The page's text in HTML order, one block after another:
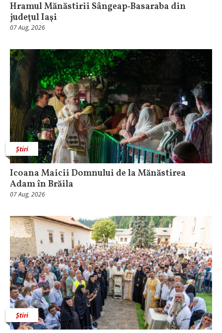
Hramul Mănăstirii Sângeap‑Basaraba din
judeţul Iaşi
07 Aug, 2026
Știri
Icoana Maicii Domnului de la Mănăstirea
Adam în Brăila
07 Aug, 2026
Știri